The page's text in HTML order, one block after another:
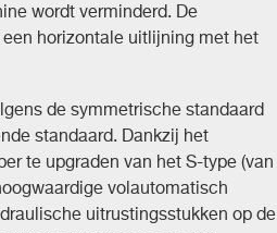
wordt verminderd. De
horizontale uitlijning met het
de symmetrische standaard
standaard. Dankzij het
te upgraden van het S-type (van
volautomatisch
uitrustingsstukken op de